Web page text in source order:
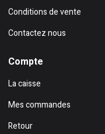
Conditions de vente
Contactez nous
Compte
La caisse
Mes commandes
Retour